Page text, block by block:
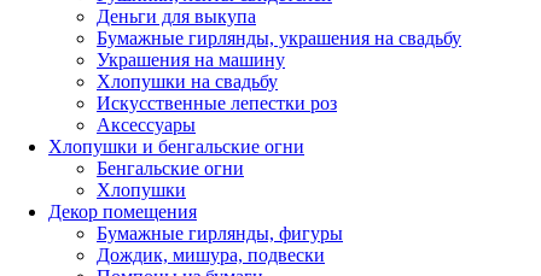
Деньги для выкупа
Бумажные гирлянды, украшения на свадьбу
Украшения на машину
Хлопушки на свадьбу
Искусственные лепестки роз
Аксессуары
Хлопушки и бенгальские огни
Бенгальские огни
Хлопушки
Декор помещения
Бумажные гирлянды, фигуры
Дождик, мишура, подвески